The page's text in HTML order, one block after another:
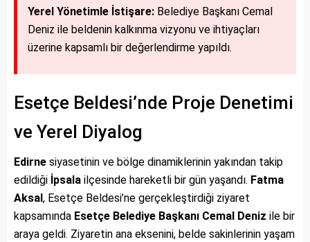
Yerel Yönetimle İstişare: Belediye Başkanı Cemal
Deniz ile beldenin kalkınma vizyonu ve ihtiyaçları
üzerine kapsamlı bir değerlendirme yapıldı.
Esetçe Beldesi’nde Proje Denetimi
ve Yerel Diyalog
Edirne siyasetinin ve bölge dinamiklerinin yakından takip
edildiği İpsala ilçesinde hareketli bir gün yaşandı. Fatma
Aksal , Esetçe Beldesi’ne gerçekleştirdiği ziyaret
kapsamında Esetçe Belediye Başkanı Cemal Deniz ile bir
araya geldi. Ziyaretin ana eksenini, belde sakinlerinin yaşam